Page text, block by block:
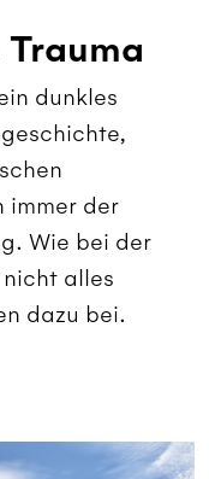
dunkles
immer der
Wie bei der
alles
dazu bei.